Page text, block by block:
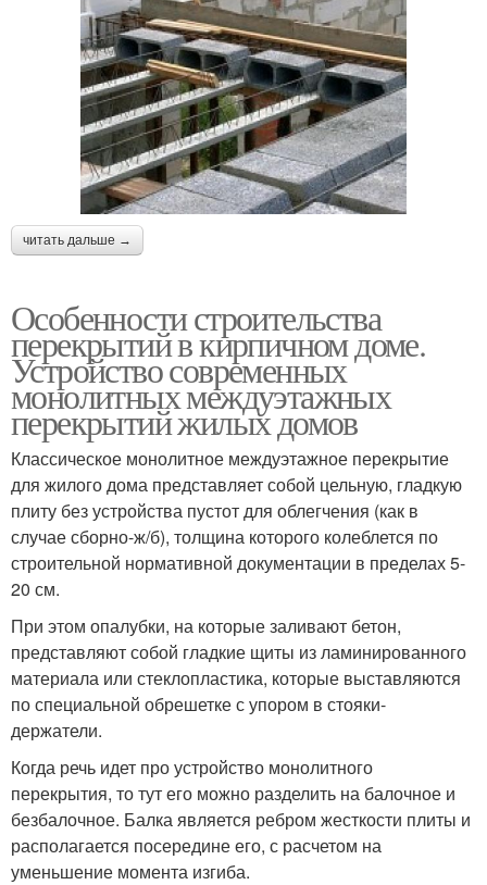
читать дальше →
Особенности строительства
перекрытий в кирпичном доме.
Устройство современных
монолитных междуэтажных
перекрытий жилых домов
Классическое монолитное междуэтажное перекрытие
для жилого дома представляет собой цельную, гладкую
плиту без устройства пустот для облегчения (как в
случае сборно-ж/б), толщина которого колеблется по
строительной нормативной документации в пределах 5-
20 см.
При этом опалубки, на которые заливают бетон,
представляют собой гладкие щиты из ламинированного
материала или стеклопластика, которые выставляются
по специальной обрешетке с упором в стояки-
держатели.
Когда речь идет про устройство монолитного
перекрытия, то тут его можно разделить на балочное и
безбалочное. Балка является ребром жесткости плиты и
располагается посередине его, с расчетом на
уменьшение момента изгиба.